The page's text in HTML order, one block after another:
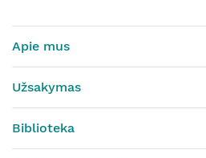
Apie mus
Užsakymas
Biblioteka